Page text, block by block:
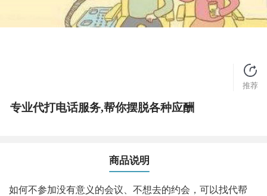
推荐
专业代打电话服务,帮你摆脱各种应酬
商品说明
如何不参加没有意义的会议、不想去的约会，可以找代帮